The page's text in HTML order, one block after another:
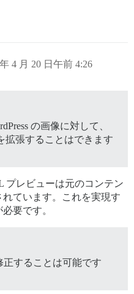
4 月 20 日午前 4:26
の画像に対して、
拡張することはできます
プレビューは元のコンテン
ています。これを実現す
要です。
することは可能です